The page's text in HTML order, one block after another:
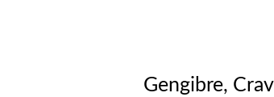
Gengibre,